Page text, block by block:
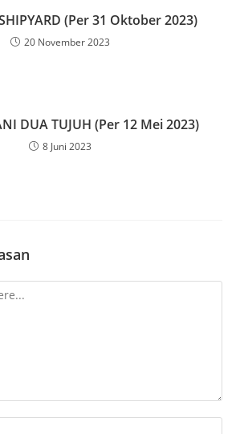
(Per 31 Oktober 2023)
20 November 2023
DUA TUJUH (Per 12 Mei 2023)
8 Juni 2023